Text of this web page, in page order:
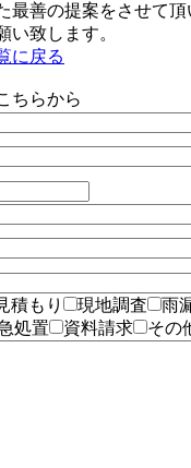
最善の提案をさせて
い致します。
に戻る
ちらから
積もり 現地調査 雨
処置
資料請求 その